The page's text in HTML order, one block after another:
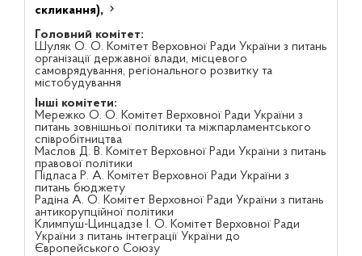
скликання),
Головний комітет:
Шуляк О. О. Комітет Верховної Ради України з питань
організації державної влади, місцевого
самоврядування, регіонального розвитку та
містобудування
Інші комітети:
Мережко О. О. Комітет Верховної Ради України з
питань зовнішньої політики та міжпарламентського
співробітництва
Маслов Д. В. Комітет Верховної Ради України з питань
правової політики
Підласа Р. А. Комітет Верховної Ради України з
питань бюджету
Радіна А. О. Комітет Верховної Ради України з питань
антикорупційної політики
Климпуш-Цинцадзе І. О. Комітет Верховної Ради
України з питань інтеграції України до
Європейського Союзу